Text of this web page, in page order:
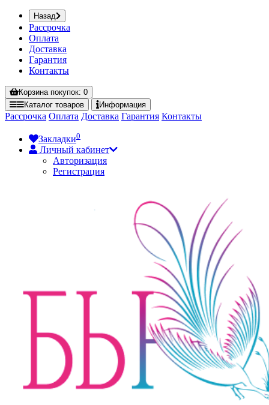
Назад
Рассрочка
Оплата
Доставка
Гарантия
Контакты
Корзинапокупок: 0
Каталог товаров Информация
Рассрочка Оплата Доставка Гарантия Контакты
Закладки0
Личный кабинет
Авторизация
Регистрация